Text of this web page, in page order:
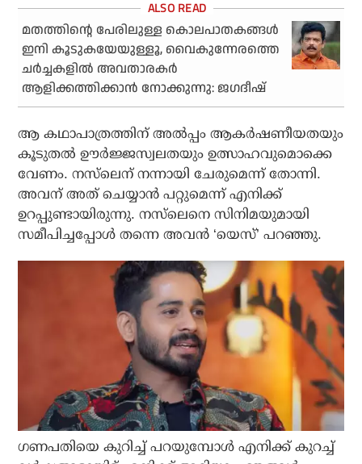
മതത്തിന്റെ പേരിലുള്ള കൊലപാതകങ്ങള്‍
ഇനി കൂടുകയേയുള്ളൂ, വൈകുന്നേരത്തെ
ചര്‍ച്ചകളില്‍ അവതാരകര്‍
ആളിക്കത്തിക്കാന്‍ നോക്കുന്നു: ജഗദീഷ്
ആ കഥാപാത്രത്തിന് അല്‍പ്പം ആകര്‍ഷണീയതയും
കൂടുതല്‍ ഊര്‍ജ്ജസ്വലതയും ഉത്സാഹവുമൊക്കെ
വേണം. നസ്‌ലെന് നന്നായി ചേരുമെന്ന് തോന്നി.
അവന് അത് ചെയ്യാന്‍ പറ്റുമെന്ന് എനിക്ക്
ഉറപ്പുണ്ടായിരുന്നു. നസ്‌ലെനെ സിനിമയുമായി
സമീപിച്ചപ്പോള്‍ തന്നെ അവന്‍ ‘യെസ്’ പറഞ്ഞു.
ഗണപതിയെ കുറിച്ച് പറയുമ്പോള്‍ എനിക്ക് കുറച്ച്